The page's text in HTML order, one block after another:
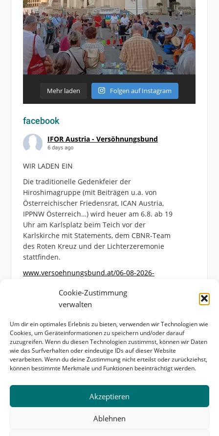
Cookie-Zustimmung
verwalten
Um dir ein optimales Erlebnis zu bieten, verwenden wir Technologien wie
Cookies, um Geräteinformationen zu speichern und/oder darauf
zuzugreifen. Wenn du diesen Technologien zustimmst, können wir Daten
wie das Surfverhalten oder eindeutige IDs auf dieser Website
verarbeiten. Wenn du deine Zustimmung nicht erteilst oder zurückziehst,
können bestimmte Merkmale und Funktionen beeinträchtigt werden.
Akzeptieren
Ablehnen
Mehr laden Folgen auf Instagram
facebook
IFOR Austria - Versöhnungsbund
6 days ago
WIR LADEN EIN
Die traditionelle Gedenkfeier der
Hiroshimagruppe (mit Beiträgen u.a. von
Österreichischer Friedensrat, ICAN Austria,
IPPNW Österreich…) wird heuer am 6.8. ab 19
Uhr am Karlsplatz beim Teich vor der
Karlskirche mit Statements, dem CBNR-Team
des Roten Kreuz und der Lichterzeremonie
stattfinden.
www.versoehnungsbund.at/06-08-2026-
Photo
Startseite Kontakt & Impressum
Datenschutzerklärung Cookie-Richtlinie (EU)